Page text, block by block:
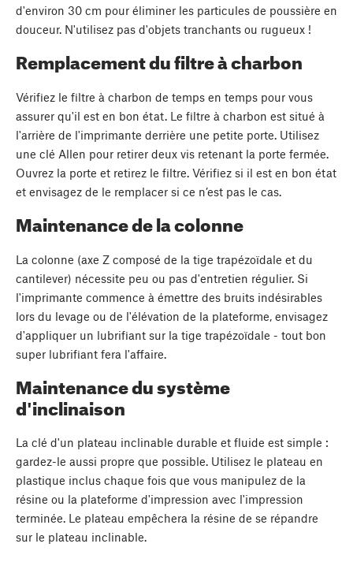
d'environ 30 cm pour éliminer les particules de poussière en
douceur. N'utilisez pas d'objets tranchants ou rugueux !
Remplacement du filtre à charbon
Vérifiez le filtre à charbon de temps en temps pour vous
assurer qu'il est en bon état. Le filtre à charbon est situé à
l'arrière de l'imprimante derrière une petite porte. Utilisez
une clé Allen pour retirer deux vis retenant la porte fermée.
Ouvrez la porte et retirez le filtre. Vérifiez si il est en bon état
et envisagez de le remplacer si ce n’est pas le cas.
Maintenance de la colonne
La colonne (axe Z composé de la tige trapézoïdale et du
cantilever) nécessite peu ou pas d'entretien régulier. Si
l'imprimante commence à émettre des bruits indésirables
lors du levage ou de l'élévation de la plateforme, envisagez
d'appliquer un lubrifiant sur la tige trapézoïdale - tout bon
super lubrifiant fera l'affaire.
Maintenance du système
d'inclinaison
La clé d'un plateau inclinable durable et fluide est simple :
gardez-le aussi propre que possible. Utilisez le plateau en
plastique inclus chaque fois que vous manipulez de la
résine ou la plateforme d'impression avec l'impression
terminée. Le plateau empêchera la résine de se répandre
sur le plateau inclinable.